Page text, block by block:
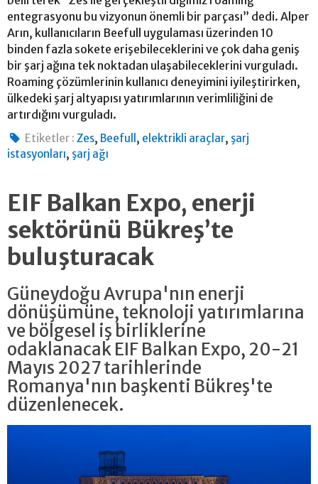
entegrasyonu bu vizyonun önemli bir parçası” dedi. Alper
Arın, kullanıcıların Beefull uygulaması üzerinden 10
binden fazla sokete erişebileceklerini ve çok daha geniş
bir şarj ağına tek noktadan ulaşabileceklerini vurguladı.
Roaming çözümlerinin kullanıcı deneyimini iyileştirirken,
ülkedeki şarj altyapısı yatırımlarının verimliliğini de
artırdığını vurguladı.
Etiketler : Zes, Beefull , elektrikli araçlar, şarj
istasyonları, şarj ağı
EIF Balkan Expo, enerji
sektörünü Bükreş’te
buluşturacak
Güneydoğu Avrupa'nın enerji
dönüşümüne, teknoloji yatırımlarına
ve bölgesel iş birliklerine
odaklanacak EIF Balkan Expo, 20-21
Mayıs 2027 tarihlerinde
Romanya'nın başkenti Bükreş'te
düzenlenecek.